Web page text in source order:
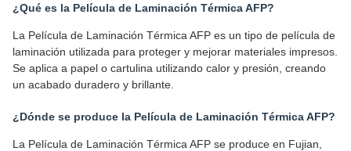
¿Qué es la Película de Laminación Térmica AFP?
La Película de Laminación Térmica AFP es un tipo de película de
laminación utilizada para proteger y mejorar materiales impresos.
Se aplica a papel o cartulina utilizando calor y presión, creando
un acabado duradero y brillante.
¿Dónde se produce la Película de Laminación Térmica AFP?
La Película de Laminación Térmica AFP se produce en Fujian,